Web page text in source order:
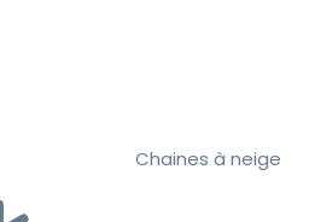
Chaines à neige